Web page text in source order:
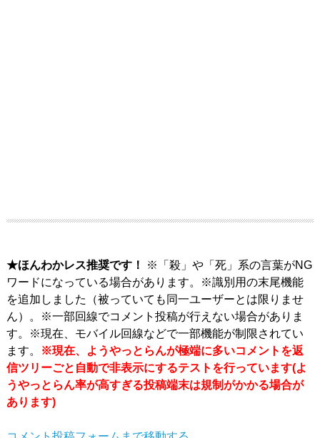
★ほんわかレス推奨です！
※「殺」や「死」系の言葉がNG
ワードになっている場合があります。※識別用の末尾機能
を追加しました（被っていても同一ユーザーとは限りませ
ん）。※一部回線でコメント投稿が行えない場合がありま
す。※現在、モバイル回線などで一部機能が制限されてい
ます。
※現在、ようやっとらんが極端に多いコメントを返
信ツリーごと自動で非表示にするテストを行っています(よ
うやっとらん率が高すぎる投稿端末は規制がかかる場合が
あります)